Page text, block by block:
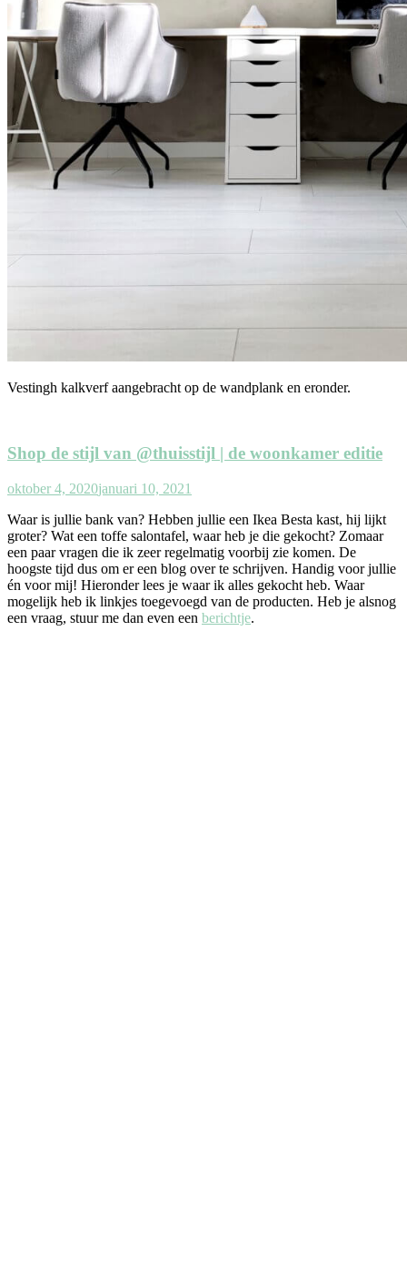
Vestingh kalkverf aangebracht op de wandplank en eronder.
Shop de stijl van @thuisstijl | de woonkamer editie
oktober 4, 2020januari 10, 2021
Waar is jullie bank van? Hebben jullie een Ikea Besta kast, hij lijkt
groter? Wat een toffe salontafel, waar heb je die gekocht? Zomaar
een paar vragen die ik zeer regelmatig voorbij zie komen. De
hoogste tijd dus om er een blog over te schrijven. Handig voor jullie
én voor mij! Hieronder lees je waar ik alles gekocht heb. Waar
mogelijk heb ik linkjes toegevoegd van de producten. Heb je alsnog
een vraag, stuur me dan even een berichtje.